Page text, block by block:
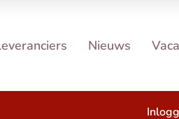
Nieuws